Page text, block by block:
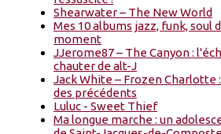
Shearwater – The New World
Mes 10 albums jazz, funk, soul
moment
JJerome87 – The Canyon :
chauter de alt-J
Jack White – Frozen Charlotte
des précédents
Luluc - Sweet Thief
Ma longue marche : un